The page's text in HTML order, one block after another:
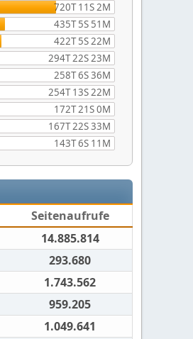
720T 11S 2M
435T 5S 51M
422T 5S 22M
294T 22S 23M
258T 6S 36M
254T 13S 22M
172T 21S 0M
167T 22S 33M
143T 6S 11M
Seitenaufrufe
14.885.814
293.680
1.743.562
959.205
1.049.641